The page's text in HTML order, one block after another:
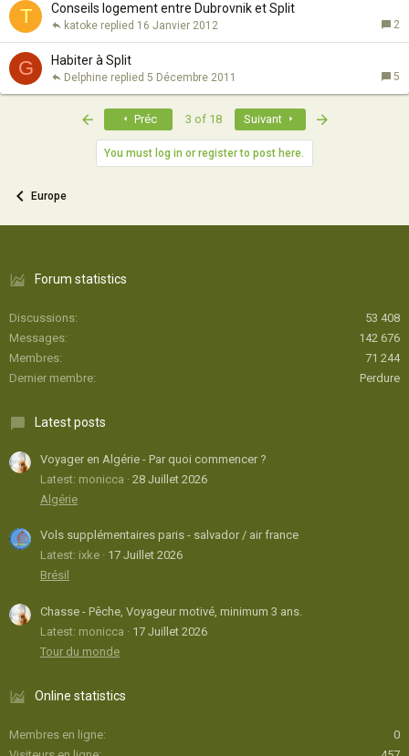
T Conseils logement entre Dubrovnik et Split
2
16 Janvier 2012
katoke
G Habiter à Split
5
5 Décembre 2011
Delphine
Préc 3 of 18 Suivant
You must log in or register to post here.
Europe
Forum statistics
Discussions
53 408
Messages
142 676
Membres
71 244
Dernier membre
Perdure
Latest posts
Voyager en Algérie - Par quoi commencer ?
Latest: monicca
28 Juillet 2026
Algérie
Vols supplémentaires paris - salvador / air france
Latest: ixke
17 Juillet 2026
Brésil
Chasse - Pêche, Voyageur motivé, minimum 3 ans.
Latest: monicca
17 Juillet 2026
Tour du monde
Online statistics
Membres en ligne
0